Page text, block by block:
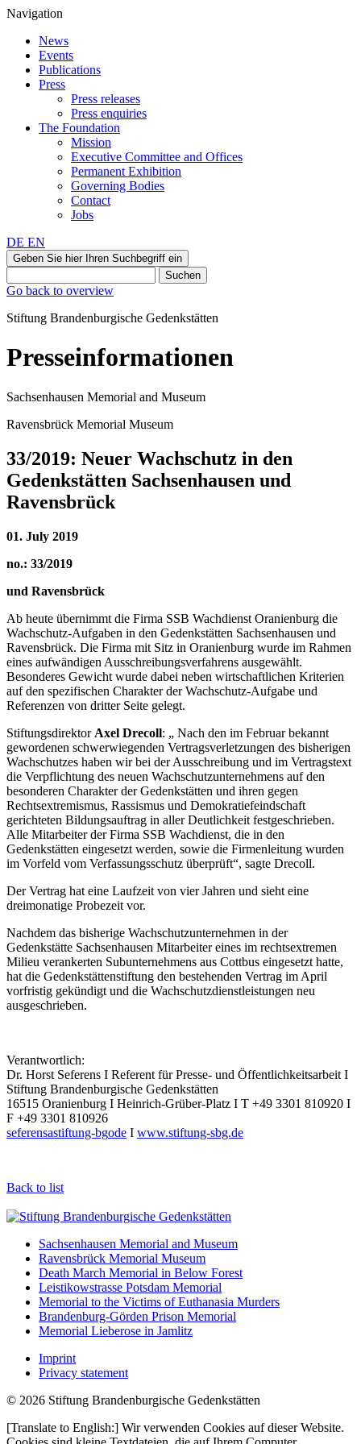
Navigation
News
Events
Publications
Press
Press releases
Press enquiries
The Foundation
Mission
Executive Committee and Offices
Permanent Exhibition
Governing Bodies
Contact
Jobs
DE EN
Geben Sie hier Ihren Suchbegriff ein
Suchen
Go back to overview
Stiftung Brandenburgische Gedenkstätten
Presseinformationen
Sachsenhausen Memorial and Museum
Ravensbrück Memorial Museum
33/2019: Neuer Wachschutz in den
Gedenkstätten Sachsenhausen und
Ravensbrück
01. July 2019
no.: 33/2019
und Ravensbrück
Ab heute übernimmt die Firma SSB Wachdienst Oranienburg die
Wachschutz-Aufgaben in den Gedenkstätten Sachsenhausen und
Ravensbrück. Die Firma mit Sitz in Oranienburg wurde im Rahmen
eines aufwändigen Ausschreibungsverfahrens ausgewählt.
Besonderes Gewicht wurde dabei neben wirtschaftlichen Kriterien
auf den spezifischen Charakter der Wachschutz-Aufgabe und
Referenzen von dritter Seite gelegt.
Stiftungsdirektor Axel Drecoll: „ Nach den im Februar bekannt
gewordenen schwerwiegenden Vertragsverletzungen des bisherigen
Wachschutzes haben wir bei der Ausschreibung und im Vertragstext
die Verpflichtung des neuen Wachschutzunternehmens auf den
besonderen Charakter der Gedenkstätten und ihren gegen
Rechtsextremismus, Rassismus und Demokratiefeindschaft
gerichteten Bildungsauftrag in aller Deutlichkeit festgeschrieben.
Alle Mitarbeiter der Firma SSB Wachdienst, die in den
Gedenkstätten eingesetzt werden, sowie die Firmenleitung wurden
im Vorfeld vom Verfassungsschutz überprüft“, sagte Drecoll.
Der Vertrag hat eine Laufzeit von vier Jahren und sieht eine
dreimonatige Probezeit vor.
Nachdem das bisherige Wachschutzunternehmen in der
Gedenkstätte Sachsenhausen Mitarbeiter eines im rechtsextremen
Milieu verankerten Subunternehmens aus Cottbus eingesetzt hatte,
hat die Gedenkstättenstiftung den bestehenden Vertrag im April
vorfristig gekündigt und die Wachschutzdienstleistungen neu
ausgeschrieben.
Verantwortlich:
Dr. Horst Seferens I Referent für Presse- und Öffentlichkeitsarbeit I
Stiftung Brandenburgische Gedenkstätten
16515 Oranienburg I Heinrich-Grüber-Platz I T +49 3301 810920 I
F +49 3301 810926
seferensastiftung-bgode I www.stiftung-sbg.de
Back to list
Sachsenhausen Memorial and Museum
Ravensbrück Memorial Museum
Death March Memorial in Below Forest
Leistikowstrasse Potsdam Memorial
Memorial to the Victims of Euthanasia Murders
Brandenburg-Görden Prison Memorial
Memorial Lieberose in Jamlitz
Imprint
Privacy statement
© 2026 Stiftung Brandenburgische Gedenkstätten
[Translate to English:] Wir verwenden Cookies auf dieser Website.